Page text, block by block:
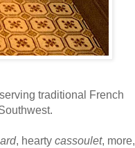
traditional French
, heartycassoulet, more,